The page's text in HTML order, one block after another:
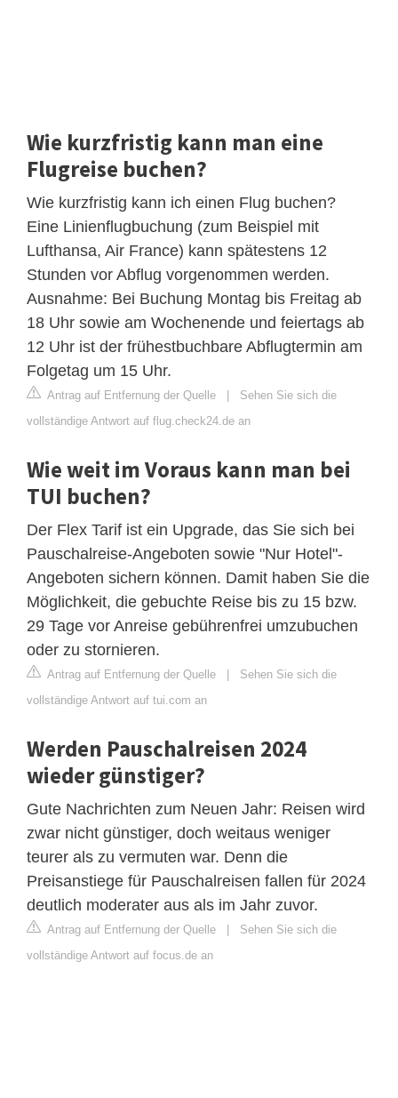
Wie kurzfristig kann man eine
Flugreise buchen?
Wie kurzfristig kann ich einen Flug buchen?
Eine Linienflugbuchung (zum Beispiel mit
Lufthansa, Air France) kann spätestens 12
Stunden vor Abflug vorgenommen werden.
Ausnahme: Bei Buchung Montag bis Freitag ab
18 Uhr sowie am Wochenende und feiertags ab
12 Uhr ist der frühestbuchbare Abflugtermin am
Folgetag um 15 Uhr.
Antrag auf Entfernung der Quelle | Sehen Sie sich die
vollständige Antwort auf flug.check24.de an
Wie weit im Voraus kann man bei
TUI buchen?
Der Flex Tarif ist ein Upgrade, das Sie sich bei
Pauschalreise-Angeboten sowie "Nur Hotel"-
Angeboten sichern können. Damit haben Sie die
Möglichkeit, die gebuchte Reise bis zu 15 bzw.
29 Tage vor Anreise gebührenfrei umzubuchen
oder zu stornieren.
Antrag auf Entfernung der Quelle | Sehen Sie sich die
vollständige Antwort auf tui.com an
Werden Pauschalreisen 2024
wieder günstiger?
Gute Nachrichten zum Neuen Jahr: Reisen wird
zwar nicht günstiger, doch weitaus weniger
teurer als zu vermuten war. Denn die
Preisanstiege für Pauschalreisen fallen für 2024
deutlich moderater aus als im Jahr zuvor.
Antrag auf Entfernung der Quelle | Sehen Sie sich die
vollständige Antwort auf focus.de an